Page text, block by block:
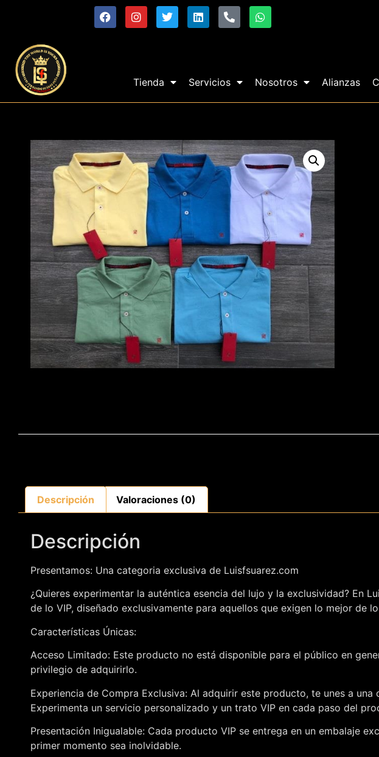
Tienda Servicios Nosotros Alianzas
Descripción Valoraciones (0)
Descripción
Presentamos: Una categoria exclusiva de Luisfsuarez.com
¿Quieres experimentar la auténtica esencia del lujo y la exclusividad? En
de lo VIP, diseñado exclusivamente para aquellos que exigen lo mejor de
Características Únicas:
Acceso Limitado: Este producto no está disponible para el público en
privilegio de adquirirlo.
Experiencia de Compra Exclusiva: Al adquirir este producto, te unes a
Experimenta un servicio personalizado y un trato VIP en cada paso del
Presentación Inigualable: Cada producto VIP se entrega en un embalaje
primer momento sea inolvidable.